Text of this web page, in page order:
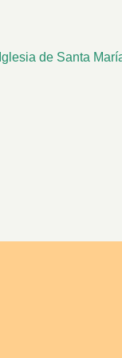
de Santa